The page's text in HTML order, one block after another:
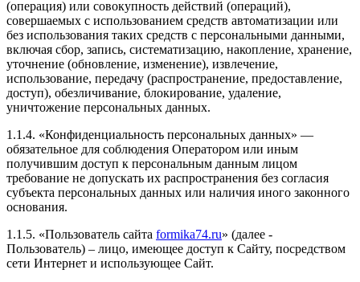
(операция) или совокупность действий (операций),
совершаемых с использованием средств автоматизации или
без использования таких средств с персональными данными,
включая сбор, запись, систематизацию, накопление, хранение,
уточнение (обновление, изменение), извлечение,
использование, передачу (распространение, предоставление,
доступ), обезличивание, блокирование, удаление,
уничтожение персональных данных.
1.1.4. «Конфиденциальность персональных данных» —
обязательное для соблюдения Оператором или иным
получившим доступ к персональным данным лицом
требование не допускать их распространения без согласия
субъекта персональных данных или наличия иного законного
основания.
1.1.5. «Пользователь сайта formika74.ru» (далее -
Пользователь) – лицо, имеющее доступ к Сайту, посредством
сети Интернет и использующее Сайт.